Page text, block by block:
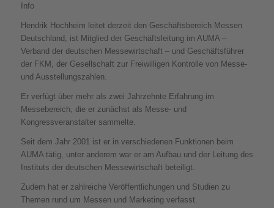
Info
Hendrik Hochheim leitet derzeit den Geschäftsbereich Messen
Deutschland, ist Mitglied der Geschäftsleitung im AUMA –
Verband der deutschen Messewirtschaft – und Geschäftsführer
der FKM, der Gesellschaft zur Freiwilligen Kontrolle von Messe-
und Ausstellungszahlen.
Er verfügt über mehr als zwei Jahrzehnte Erfahrung im
Messebereich, die er zunächst als Messe- und
Kongressveranstalter sammelte.
Seit dem Jahr 2001 ist er in verschiedenen Funktionen beim
AUMA tätig, unter anderem war er am Aufbau und der Leitung des
Instituts der deutschen Messewirtschaft beteiligt.
Zudem hat er zahlreiche Veröffentlichungen und Studien zu
Themen rund um Messen und Marketing verfasst.